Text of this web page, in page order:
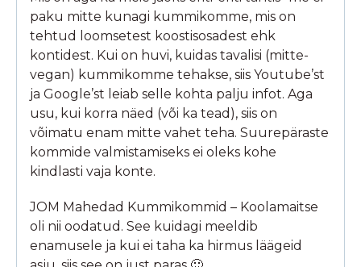
paku mitte kunagi kummikomme, mis on
tehtud loomsetest koostisosadest ehk
kontidest. Kui on huvi, kuidas tavalisi (mitte-
vegan) kummikomme tehakse, siis Youtube’st
ja Google’st leiab selle kohta palju infot. Aga
usu, kui korra näed (või ka tead), siis on
võimatu enam mitte vahet teha. Suurepäraste
kommide valmistamiseks ei oleks kohe
kindlasti vaja konte.
JOM Mahedad Kummikommid – Koolamaitse
oli nii oodatud. See kuidagi meeldib
enamusele ja kui ei taha ka hirmus läägeid